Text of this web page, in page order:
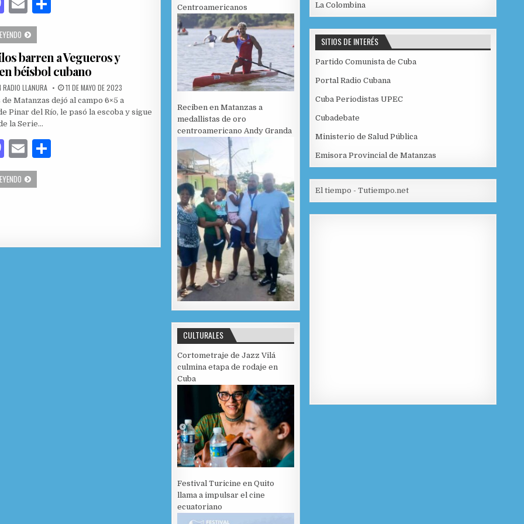
as
to
d
o
n
m
ai
l
p
ar
ti
r
COCODRILOS CON ESPERANZAS POR EL PASE A LA FINAL
barren a Vegueros y
béisbol cubano
RADIO LLANURA PUBLISHED DATE:
11 DE MAYO DE 2023
Matanzas dejó al campo 6×5 a
Pinar del Río, le pasó la escoba y sigue
la Serie…
M
as
to
n
E
m
ai
ti
COCODRILOS BARREN A VEGUEROS Y LIDERAN EN BÉISBOL CUBANO
Centroamericanos
Reciben en Matanzas a
medallistas de oro
centroamericano Andy Granda
CULTURALES
Cortometraje de Jazz Vilá
culmina etapa de rodaje en
Cuba
Festival Turicine en Quito
llama a impulsar el cine
ecuatoriano
La Colombina
SITIOS DE INTERÉS
Partido Comunista de Cuba
Portal Radio Cubana
Cuba Periodistas UPEC
Cubadebate
Ministerio de Salud Pública
Emisora Provincial de Matanzas
El tiempo - Tutiempo.net